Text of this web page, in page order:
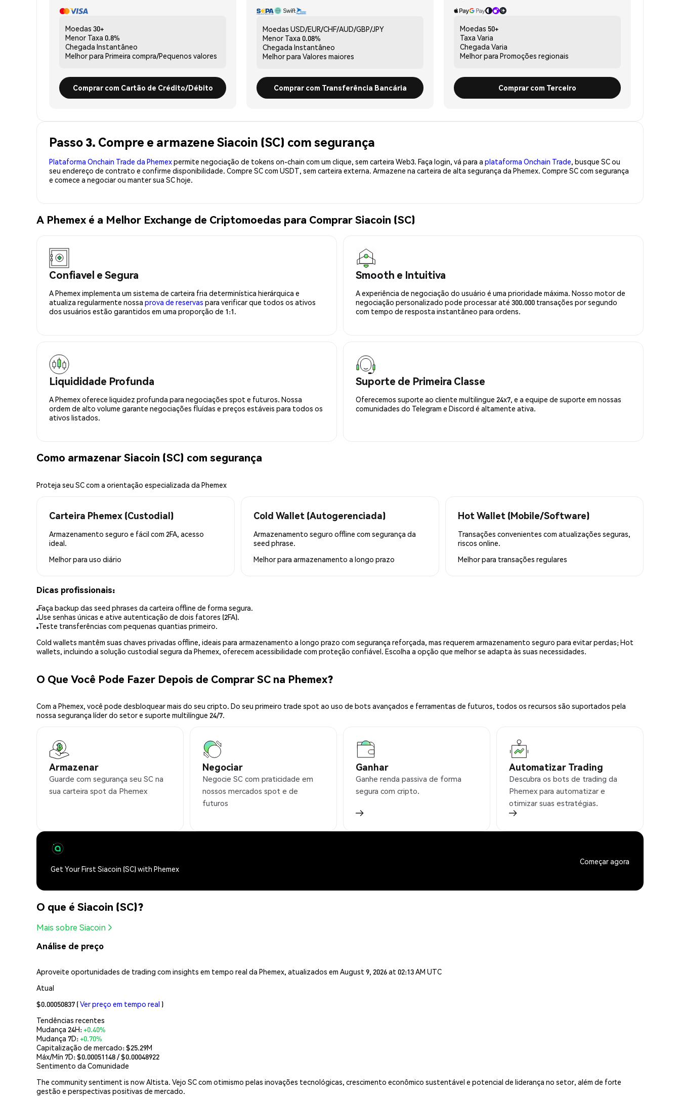
Moedas 30+
Menor Taxa 0.8%
Chegada Instantâneo
Melhor para Primeira compra/Pequenos valores
Comprar com Cartão de Crédito/Débito
Moedas USD/EUR/CHF/AUD/GBP/JPY
Menor Taxa 0.08%
Chegada Instantâneo
Melhor para Valores maiores
Comprar com Transferência Bancária
Moedas 50+
Taxa Varia
Chegada Varia
Melhor para Promoções regionais
Comprar com Terceiro
Passo 3. Compre e armazene Siacoin (SC) com segurança
Plataforma Onchain Trade da Phemexpermite negociação de tokens on-chain com um clique, sem carteira Web3. Faça login, vá para a plataforma Onchain Trade, busque SC ou
seu endereço de contrato e confirme disponibilidade. Compre SC com USDT, sem carteira externa. Armazene na carteira de alta segurança da Phemex. Compre SC com segurança
e comece a negociar ou manter sua SC hoje.
A Phemex é a Melhor Exchange de Criptomoedas para Comprar Siacoin (SC)
Confiavel e Segura
A Phemex implementa um sistema de carteira fria determinística hierárquica e
atualiza regularmente nossa prova de reservas para verificar que todos os ativos
dos usuários estão garantidos em uma proporção de 1:1.
Smooth e Intuitiva
A experiência de negociação do usuário é uma prioridade máxima. Nosso motor de
negociação personalizado pode processar até 300.000 transações por segundo
com tempo de resposta instantâneo para ordens.
Liquididade Profunda
A Phemex oferece liquidez profunda para negociações spot e futuros. Nossa
ordem de alto volume garante negociações fluídas e preços estáveis para todos os
ativos listados.
Suporte de Primeira Classe
Oferecemos suporte ao cliente multilingue 24x7, e a equipe de suporte em nossas
comunidades do Telegram e Discord é altamente ativa.
Como armazenar Siacoin (SC) com segurança
Proteja seu SC com a orientação especializada da Phemex
Carteira Phemex (Custodial)
Armazenamento seguro e fácil com 2FA, acesso
ideal.
Melhor para uso diário
Cold Wallet (Autogerenciada)
Armazenamento seguro offline com segurança da
seed phrase.
Melhor para armazenamento a longo prazo
Hot Wallet (Mobile/Software)
Transações convenientes com atualizações seguras,
riscos online.
Melhor para transações regulares
Dicas profissionais:
Faça backup das seed phrases da carteira offline de forma segura.
Use senhas únicas e ative autenticação de dois fatores (2FA).
Teste transferências com pequenas quantias primeiro.
Cold wallets mantêm suas chaves privadas offline, ideais para armazenamento a longo prazo com segurança reforçada, mas requerem armazenamento seguro para evitar perdas; Hot
wallets, incluindo a solução custodial segura da Phemex, oferecem acessibilidade com proteção confiável. Escolha a opção que melhor se adapta às suas necessidades.
O Que Você Pode Fazer Depois de Comprar SC na Phemex?
Com a Phemex, você pode desbloquear mais do seu cripto. Do seu primeiro trade spot ao uso de bots avançados e ferramentas de futuros, todos os recursos são suportados pela
nossa segurança líder do setor e suporte multilíngue 24/7.
Armazenar
Guarde com segurança seu SC na
sua carteira spot da Phemex
Negociar
Negocie SC com praticidade em
nossos mercados spot e de
futuros
Ganhar
Ganhe renda passiva de forma
segura com cripto.
Automatizar Trading
Descubra os bots de trading da
Phemex para automatizar e
otimizar suas estratégias.
Get Your First Siacoin (SC) with Phemex
Começar agora
O que é Siacoin (SC)?
Mais sobre Siacoin
Análise de preço
Aproveite oportunidades de trading com insights em tempo real da Phemex, atualizados em August 9, 2026 at 02:13 AM UTC
Atual
$0.00050837 (Ver preço em tempo real )
Tendências recentes
Mudança 24H:+0.40%
Mudança 7D:+0.70%
Capitalização de mercado:$25.29M
Máx/Mín 7D: $0.00051148/ $0.00048922
Sentimento da Comunidade
The community sentiment is now Altista. Vejo SC com otimismo pelas inovações tecnológicas, crescimento econômico sustentável e potencial de liderança no setor, além de forte
gestão e perspectivas positivas de mercado.